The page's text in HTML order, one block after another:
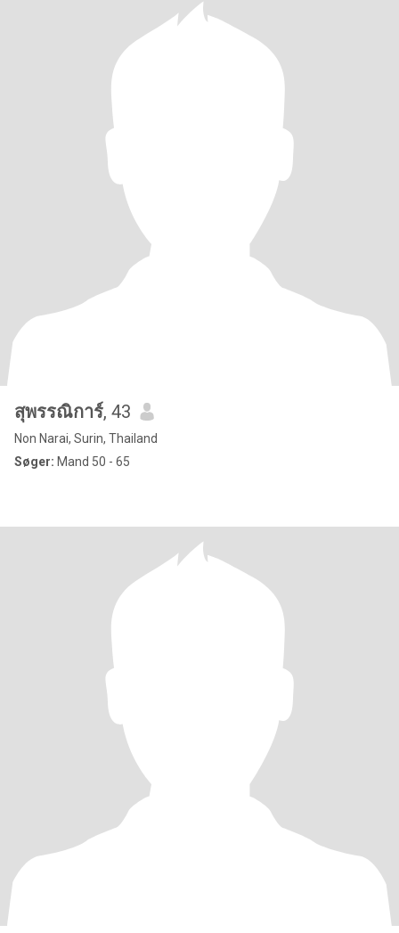
สุพรรณิการ์, 43
Non Narai, Surin, Thailand
Søger: Mand 50 - 65